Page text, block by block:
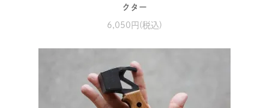
クター
6,050円(税込)